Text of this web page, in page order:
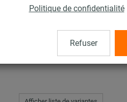
Politique de confidentialité
Refuser